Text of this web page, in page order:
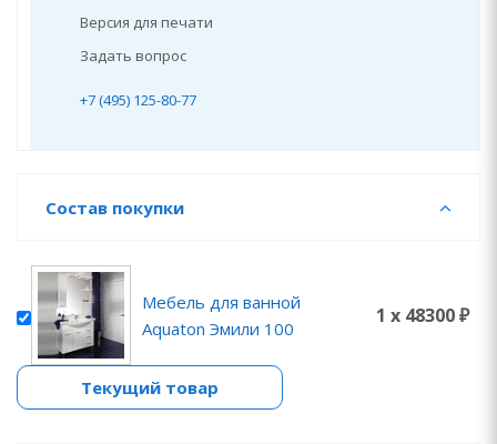
Версия для печати
Задать вопрос
+7 (495) 125-80-77
Состав покупки
Мебель для ванной
Aquaton Эмили 100
1 x 48300 ₽
Текущий товар